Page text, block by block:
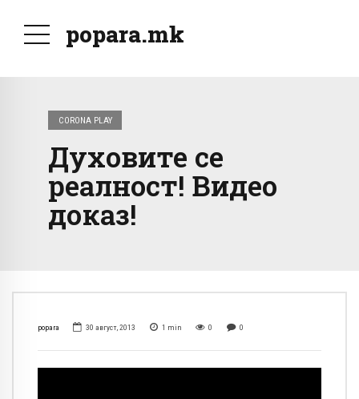
popara.mk
CORONA PLAY
Духовите се
реалност! Видео
доказ!
popara 30 август, 2013 1 min 0 0